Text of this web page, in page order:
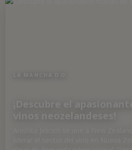
LA MANCHA D.O.
¡Descubre el